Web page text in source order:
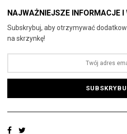
NAJWAŻNIEJSZE INFORMACJE I
Subskrybuj, aby otrzymywać
na skrzynkę!